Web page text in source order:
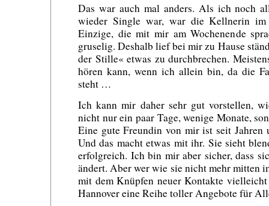
Das war auch mal anders. Als ich noch
wieder Single war, war die Kellnerin im
Einzige, die mit mir am Wochenende
gruselig. Deshalb lief bei mir zu Hause
der Stille« etwas zu durchbrechen.
hören kann, wenn ich allein bin, da die
steht …
Ich kann mir daher sehr gut vorstellen,
nicht nur ein paar Tage, wenige Monate,
Eine gute Freundin von mir ist seit
Und das macht etwas mit ihr. Sie sieht
erfolgreich. Ich bin mir aber sicher, dass
ändert. Aber wer wie sie nicht mehr mitten
mit dem Knüpfen neuer Kontakte
Hannover eine Reihe toller Angebote für